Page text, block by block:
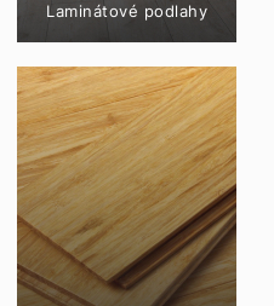
Laminátové podlahy